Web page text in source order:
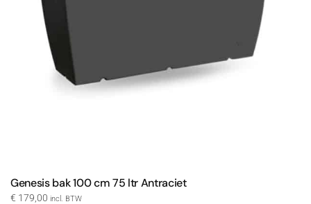
Genesis bak 100 cm 75 ltr Antraciet
€ 179,00 incl. BTW